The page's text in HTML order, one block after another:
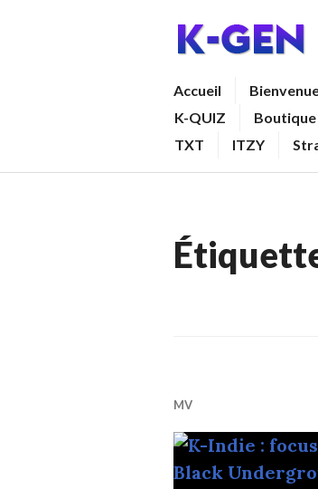
Accueil
K-QUIZ
Boutique
TXT
ITZY
MV